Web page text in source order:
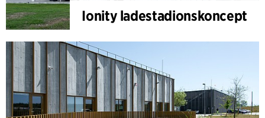
Ionity ladestadionskoncept